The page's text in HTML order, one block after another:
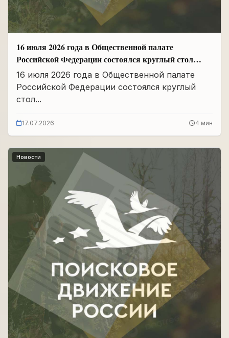
16 июля 2026 года в Общественной палате
Российской Федерации состоялся круглый стол
«Сохранение памяти о Героях подвига
самопожертвования и воспитание...
16 июля 2026 года в Общественной палате
Российской Федерации состоялся круглый
стол...
17.07.2026 4 мин
Новости